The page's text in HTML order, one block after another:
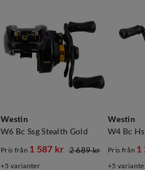
Westin
W6 Bc Ssg Stealth Gold
discounted
Pris från 1 587 kr
original
2 689 kr
5 varianter
Westin
W4 Bc
Pris från 1
original
5